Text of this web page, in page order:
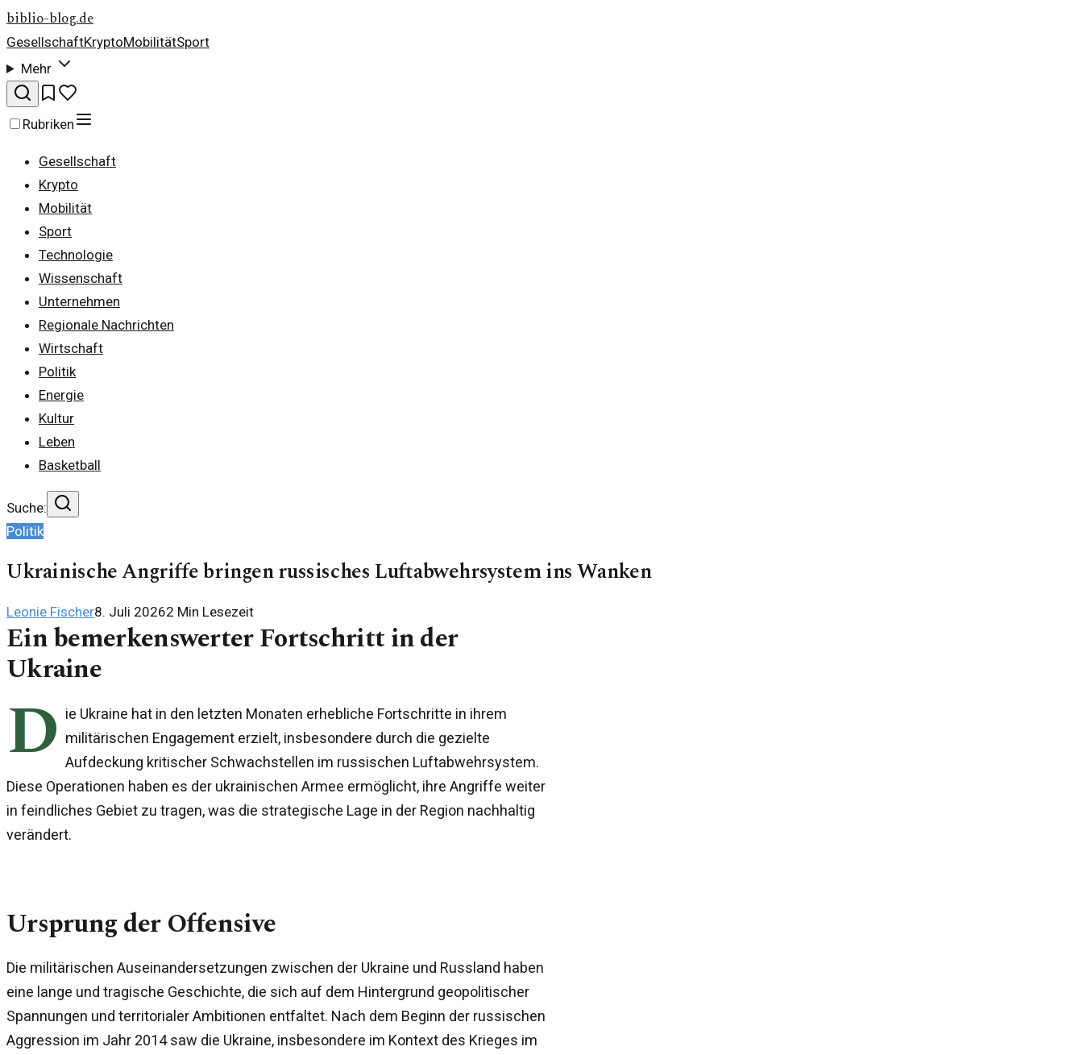
biblio-blog.de
GesellschaftKryptoMobilitätSport
Mehr
Rubriken
Gesellschaft
Krypto
Mobilität
Sport
Technologie
Wissenschaft
Unternehmen
Regionale Nachrichten
Wirtschaft
Politik
Energie
Kultur
Leben
Basketball
Suche:
Politik
Ukrainische Angriffe bringen russisches Luftabwehrsystem ins Wanken
Leonie Fischer8. Juli 20262 Min Lesezeit
Ein bemerkenswerter Fortschritt in der
Ukraine
D ie Ukraine hat in den letzten Monaten erhebliche Fortschritte in ihrem
militärischen Engagement erzielt, insbesondere durch die gezielte
Aufdeckung kritischer Schwachstellen im russischen Luftabwehrsystem.
Diese Operationen haben es der ukrainischen Armee ermöglicht, ihre Angriffe weiter
in feindliches Gebiet zu tragen, was die strategische Lage in der Region nachhaltig
verändert.
Ursprung der Offensive
Die militärischen Auseinandersetzungen zwischen der Ukraine und Russland haben
eine lange und tragische Geschichte, die sich auf dem Hintergrund geopolitischer
Spannungen und territorialer Ambitionen entfaltet. Nach dem Beginn der russischen
Aggression im Jahr 2014 saw die Ukraine, insbesondere im Kontext des Krieges im